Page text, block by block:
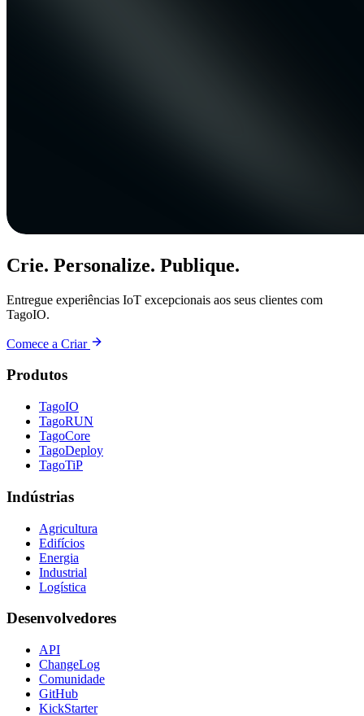
Crie. Personalize. Publique.
Entregue experiências IoT excepcionais aos seus clientes com
TagoIO.
Comece a Criar
Produtos
TagoIO
TagoRUN
TagoCore
TagoDeploy
TagoTiP
Indústrias
Agricultura
Edifícios
Energia
Industrial
Logística
Desenvolvedores
API
ChangeLog
Comunidade
GitHub
KickStarter